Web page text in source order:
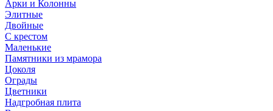
Арки и Колонны
Элитные
Двойные
С крестом
Маленькие
Памятники из мрамора
Цоколя
Ограды
Цветники
Надгробная плита